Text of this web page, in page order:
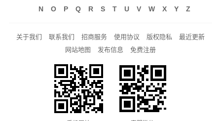
N
O P Q R S T U V W X Y Z
关于我们 联系我们 招商服务 使用协议 版权隐私
最近更新
网站地图
发布信息 免费注册